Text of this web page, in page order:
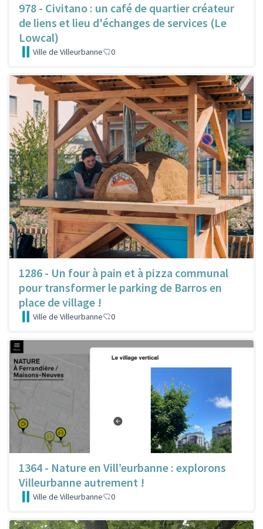
978 - Civitano : un café de quartier créateur
de liens et lieu d'échanges de services (Le
Lowcal)
Ville de Villeurbanne 0
1286 - Un four à pain et à pizza communal
pour transformer le parking de Barros en
place de village !
Ville de Villeurbanne 0
1364 - Nature en Vill’eurbanne : explorons
Villeurbanne autrement !
Ville de Villeurbanne 0